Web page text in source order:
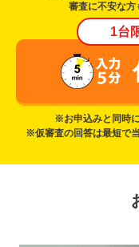
審査に不安な方
1台
※お申込みと同時
※仮審査の回答は最短で